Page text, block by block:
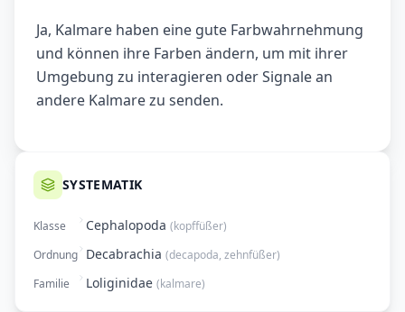
Ja, Kalmare haben eine gute Farbwahrnehmung
und können ihre Farben ändern, um mit ihrer
Umgebung zu interagieren oder Signale an
andere Kalmare zu senden.
SYSTEMATIK
Klasse Cephalopoda (kopffüßer)
Ordnung Decabrachia (decapoda, zehnfüßer)
Familie
Loliginidae (kalmare)